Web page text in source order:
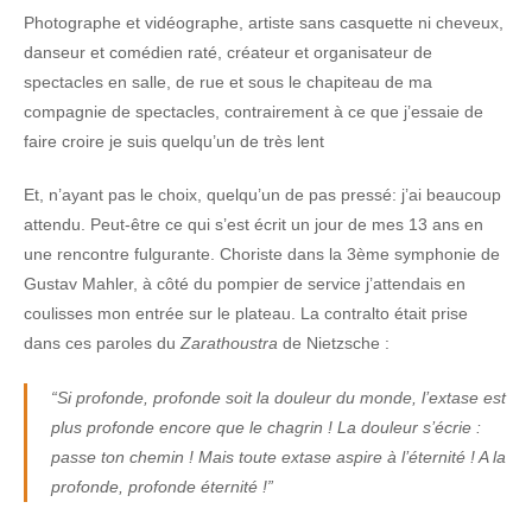
Photographe et vidéographe, artiste sans casquette ni cheveux,
danseur et comédien raté, créateur et organisateur de
spectacles en salle, de rue et sous le chapiteau de ma
compagnie de spectacles, contrairement à ce que j’essaie de
faire croire je suis quelqu’un de très lent
Et, n’ayant pas le choix, quelqu’un de pas pressé: j’ai beaucoup
attendu. Peut-être ce qui s’est écrit un jour de mes 13 ans en
une rencontre fulgurante. Choriste dans la 3ème symphonie de
Gustav Mahler, à côté du pompier de service j’attendais en
coulisses mon entrée sur le plateau. La contralto était prise
dans ces paroles du Zarathoustra de Nietzsche :
“Si profonde, profonde soit la douleur du monde, l’extase est
plus profonde encore que le chagrin ! La douleur s’écrie :
passe ton chemin ! Mais toute extase aspire à l’éternité ! A la
profonde, profonde éternité !”